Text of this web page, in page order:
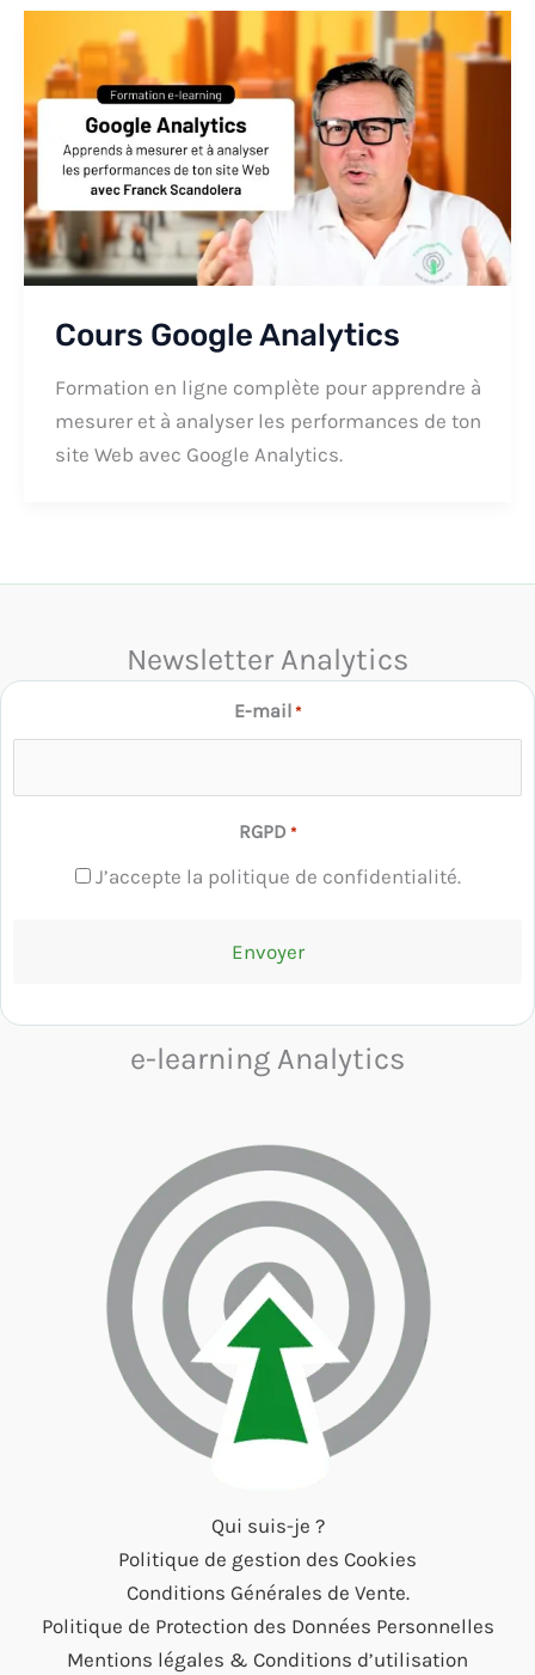
Cours Google Analytics
Formation en ligne complète pour apprendre à
mesurer et à analyser les performances de ton
site Web avec Google Analytics.
Newsletter Analytics
E-mail *
RGPD *
J’accepte la politique de confidentialité.
e-learning Analytics
Qui suis-je ?
Politique de gestion des Cookies
Conditions Générales de Vente.
Politique de Protection des Données Personnelles
Mentions légales & Conditions d’utilisation